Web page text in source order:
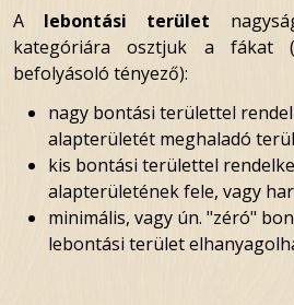
A lebontási terület
kategóriára osztjuk a fákat
befolyásoló tényező):
nagy bontási területtel
alapterületét meghaladó
kis bontási területtel
alapterületének fele, vagy
minimális, vagy ún. "zéró"
lebontási terület